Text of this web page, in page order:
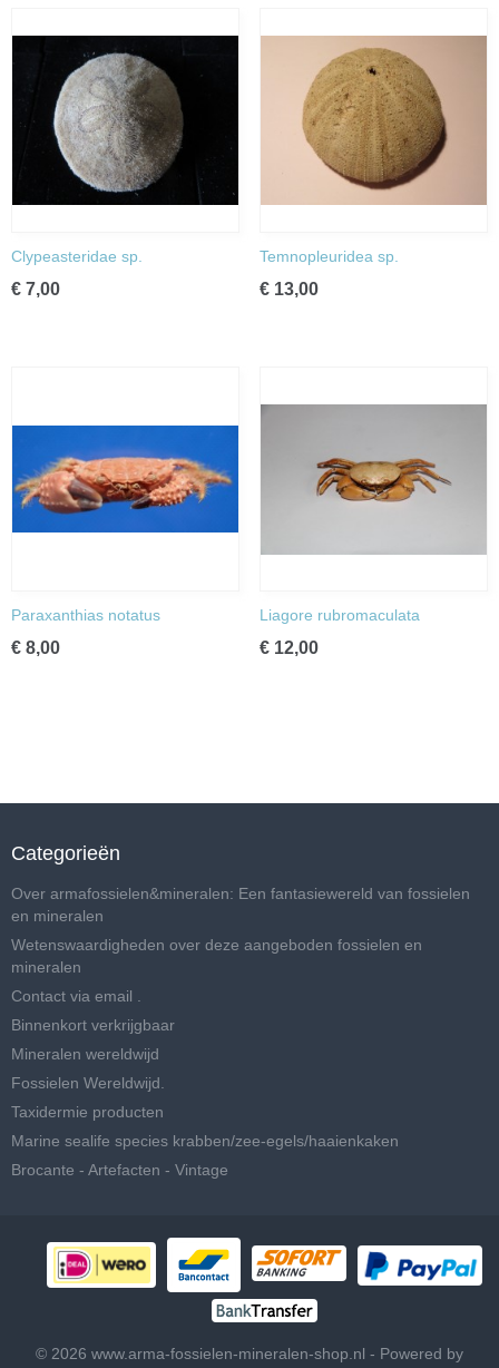
Clypeasteridae sp.
€ 7,00
Temnopleuridea sp.
€ 13,00
Paraxanthias notatus
€ 8,00
Liagore rubromaculata
€ 12,00
Categorieën
Over armafossielen&mineralen: Een fantasiewereld van fossielen
en mineralen
Wetenswaardigheden over deze aangeboden fossielen en
mineralen
Contact via email .
Binnenkort verkrijgbaar
Mineralen wereldwijd
Fossielen Wereldwijd.
Taxidermie producten
Marine sealife species krabben/zee-egels/haaienkaken
Brocante - Artefacten - Vintage
© 2026 www.arma-fossielen-mineralen-shop.nl - Powered by